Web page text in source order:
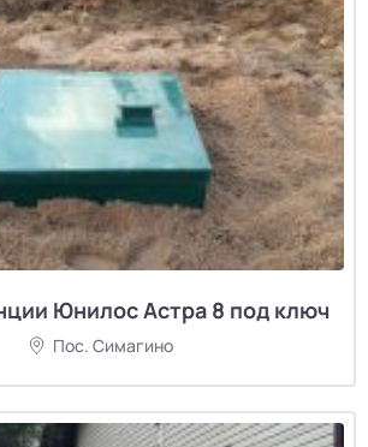
Юнилос Астра 8 под ключ
Пос. Симагино